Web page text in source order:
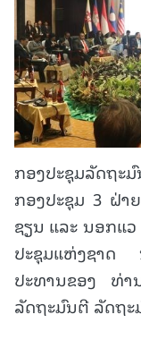
ກອງປະຊຸມລັດຖະ
ກອງປະຊຸມ 3 ຝ່າ
ຊຽນ ແລະ ນອກແ
ປະຊຸມແຫ່ງຊາດ
ປະທານຂອງ ທ່າ
ລັດຖະມົນຕີ ລັດຖະ